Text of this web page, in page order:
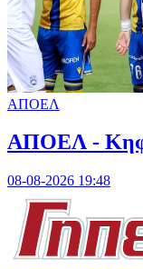
ΑΠΟΕΛ
ΑΠΟΕΛ -
08-08-2026 19:48